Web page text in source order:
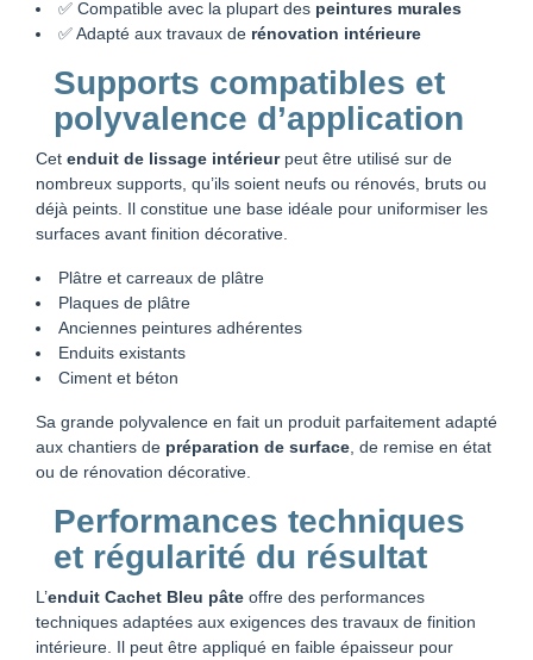
✅ Compatible avec la plupart des peintures murales
✅ Adapté aux travaux de rénovation intérieure
Supports compatibles et
polyvalence d’application
Cet enduit de lissage intérieurpeut être utilisé sur de
nombreux supports, qu’ils soient neufs ou rénovés, bruts ou
déjà peints. Il constitue une base idéale pour uniformiser les
surfaces avant finition décorative.
Plâtre et carreaux de plâtre
Plaques de plâtre
Anciennes peintures adhérentes
Enduits existants
Ciment et béton
Sa grande polyvalence en fait un produit parfaitement adapté
aux chantiers de préparation de surface , de remise en état
ou de rénovation décorative.
Performances techniques
et régularité du résultat
L’enduit Cachet Bleu pâte offre des performances
techniques adaptées aux exigences des travaux de finition
intérieure. Il peut être appliqué en faible épaisseur pour